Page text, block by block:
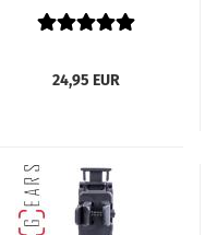
HOLSTER FÜR DIE TA70
24,95 EUR